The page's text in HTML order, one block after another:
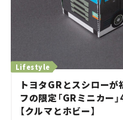
トヨタGRとスシローが
フの限定「GRミニカー
【クルマとホビー】
Lifestyle